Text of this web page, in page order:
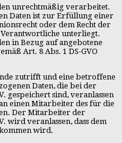
unrechtmäßig verarbeitet.
Daten ist zur Erfüllung einer
oder dem Recht der
unterliegt.
in Bezug auf angebotene
Art. 8 Abs. 1 DS-GVO
zutrifft und eine betroffene
Daten, die bei der
gespeichert sind, veranlassen
einen Mitarbeiter des für die
Der Mitarbeiter der
wird veranlassen, dass dem
wird.